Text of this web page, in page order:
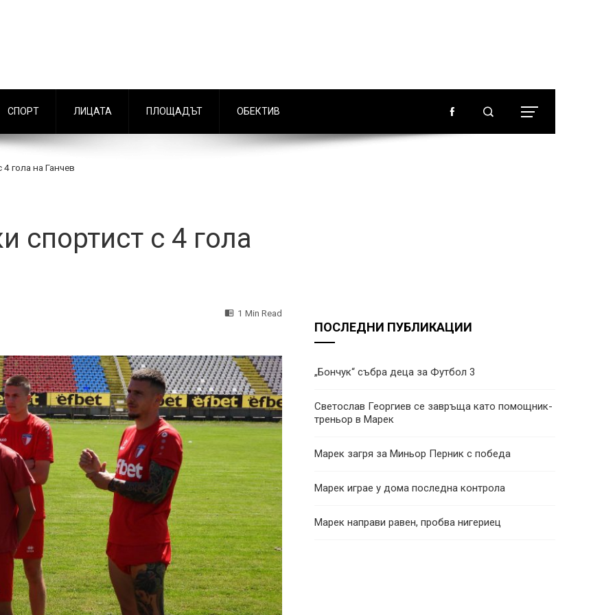
СПОРТ ЛИЦАТА ПЛОЩАДЪТ ОБЕКТИВ
гола на Ганчев
спортист с 4 гола
1 Min Read
ПОСЛЕДНИ ПУБЛИКАЦИИ
„Бончук“ събра деца за Футбол 3
Светослав Георгиев се завръща като помощник-
треньор в Марек
Марек загря за Миньор Перник с победа
Марек играе у дома последна контрола
Марек направи равен, пробва нигериец